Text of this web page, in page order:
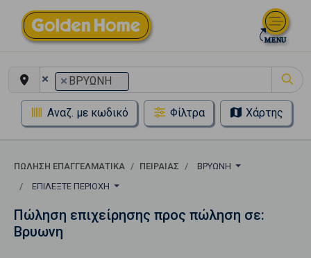
× × ΒΡΥΩΝΗ
Αναζ. με κωδικό Φίλτρα Χάρτης
ΠΏΛΗΣΗ ΕΠΑΓΓΕΛΜΑΤΙΚΆ ΠΕΙΡΑΙΑΣ
ΒΡΥΩΝΗ
ΕΠΙΛΈΞΤΕ ΠΕΡΙΟΧΉ
Πώληση επιχείρησης προς πώληση σε:
Βρυωνη